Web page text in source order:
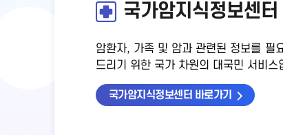
국가암지식정보센터
암환자, 가족 및 암과 관련된 정보를 필
드리기 위한 국가 차원의 대국민 서비스
국가암지식정보센터 바로가기